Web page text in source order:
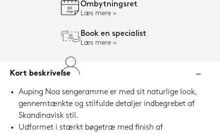
Ombytningsret
Læs mere
Book en specialist
Læs mere
Kort beskrivelse
Auping Noa sengeramme er med sit naturlige look,
gennemtænkte og stilfulde detaljer indbegrebet af
Skandinavisk stil.
Udformet i stærkt bøgetræ med finish af